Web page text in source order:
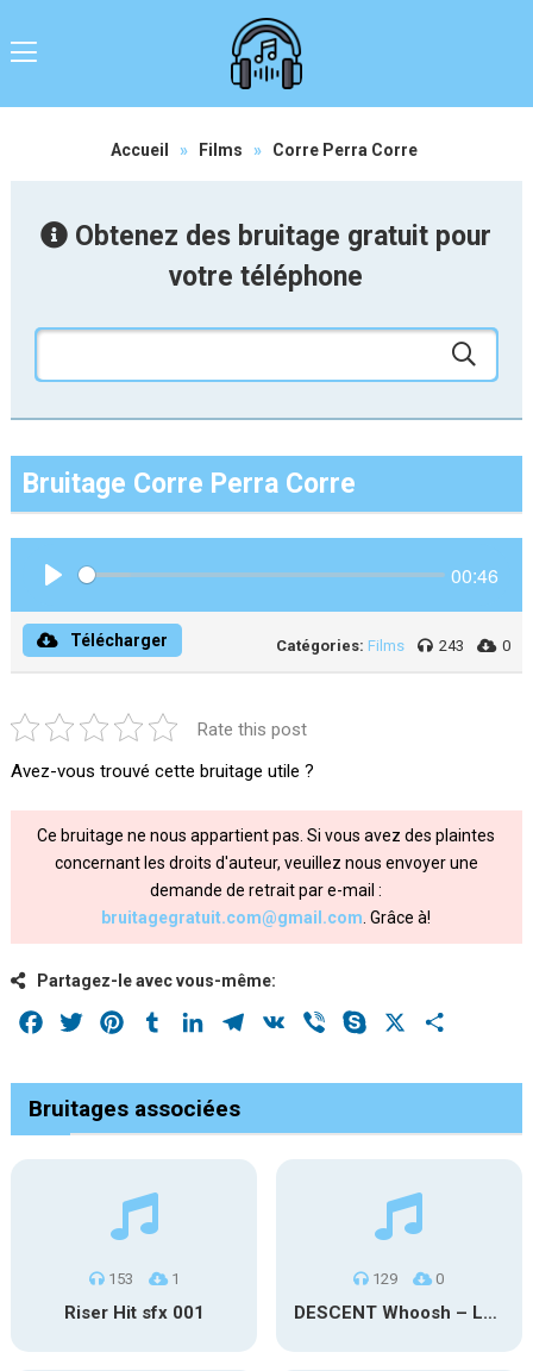
Accueil » Films » Corre Perra Corre
Obtenez des bruitage gratuit pour
votre téléphone
Bruitage Corre Perra Corre
00:46
Télécharger Catégories: Films 243 0
Rate this post
Avez-vous trouvé cette bruitage utile ?
Ce bruitage ne nous appartient pas. Si vous avez des plaintes
concernant les droits d'auteur, veuillez nous envoyer une
demande de retrait par e-mail :
bruitagegratuit.com@gmail.com . Grâce à!
Partagez-le avec vous-même:
Facebook
Twitter PinterestTumblrLinkedInTelegram
VK Viber Skype
Bruitages associées
153 1
Riser Hit sfx 001
129 0
DESCENT Whoosh – Long